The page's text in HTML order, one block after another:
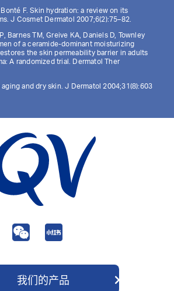
F. Skin hydration: a review on its
J Cosmet Dermatol 2007;6(2):75–82.
Barnes TM, Greive KA, Daniels D, Townley
of a ceramide-dominant moisturizing
the skin permeability barrier in adults
A randomized trial. Dermatol Ther
aging and dry skin. J Dermatol 2004;31(8):603
我们的产品